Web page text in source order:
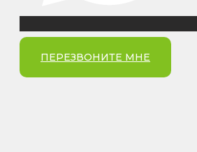
ПЕРЕЗВОНИТЕ МНЕ